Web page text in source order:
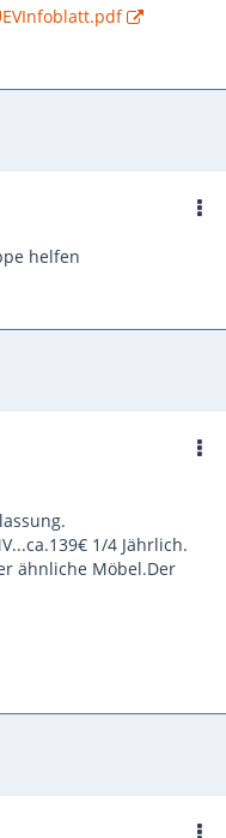
helfen
1/4 Jährlich.
ähnliche Möbel.Der